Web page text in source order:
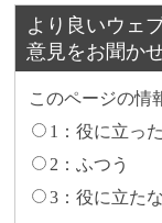
より良いウェ
意見をお聞か
このページの情
1：役に立った
2：ふつう
3：役に立た